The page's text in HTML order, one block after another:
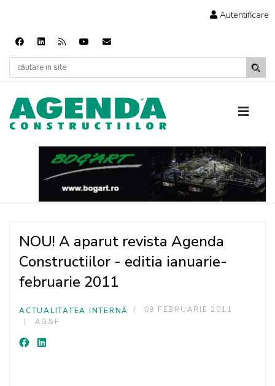
Autentificare
NOU! A aparut revista Agenda
Constructiilor - editia ianuarie-
februarie 2011
ACTUALITATEA INTERNĂ
09 FEBRUARIE 2011
AG&F